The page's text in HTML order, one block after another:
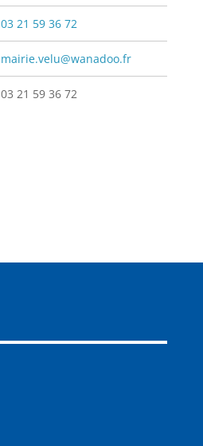
03 21 59 36 72
mairie.velu@wanadoo.fr
03 21 59 36 72